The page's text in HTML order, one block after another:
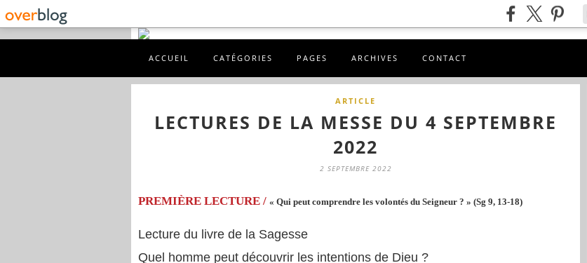
ACCUEIL CATÉGORIES PAGES ARCHIVES CONTACT
ARTICLE
LECTURES DE LA MESSE DU 4 SEPTEMBRE
2022
2 SEPTEMBRE 2022
PREMIÈRE LECTURE / « Qui peut comprendre les volontés du Seigneur ? » (Sg 9, 13-18)
Lecture du livre de la Sagesse
Quel homme peut découvrir les intentions de Dieu ?